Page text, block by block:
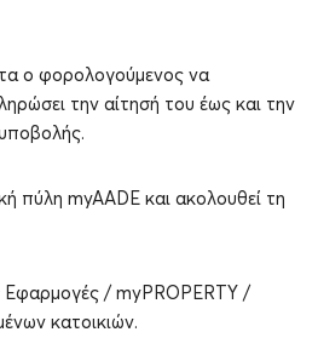
ο φορολογούμενος να
την αίτησή του έως και την
πύλη myAADE και ακολουθεί τη
Εφαρμογές / myPROPERTY /
κατοικιών.